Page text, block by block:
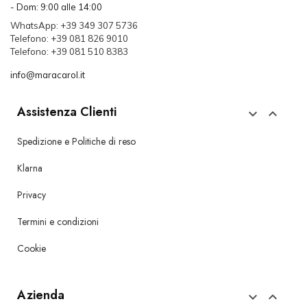
- Dom: 9:00 alle 14:00
WhatsApp: +39 349 307 5736
Telefono: +39 081 826 9010
Telefono: +39 081 510 8383
info@maracarol.it
Assistenza Clienti  
Spedizione e Politiche di reso
Klarna
Privacy
Termini e condizioni
Cookie
Azienda  